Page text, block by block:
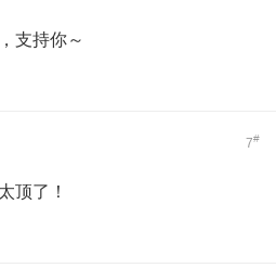
支持你～
7#
顶了！